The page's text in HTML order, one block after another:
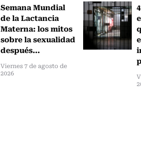
Semana Mundial
de la Lactancia
Materna: los mitos
sobre la sexualidad
después...
Viernes 7 de agosto de
2026